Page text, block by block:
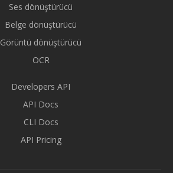
Ses dönüştürücü
Belge dönüştürücü
Görüntü dönüştürücü
OCR
Developers API
API Docs
CLI Docs
API Pricing